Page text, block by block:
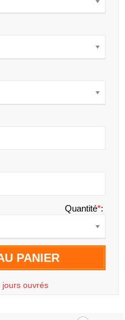
Quantité*:
PANIER
ouvrés